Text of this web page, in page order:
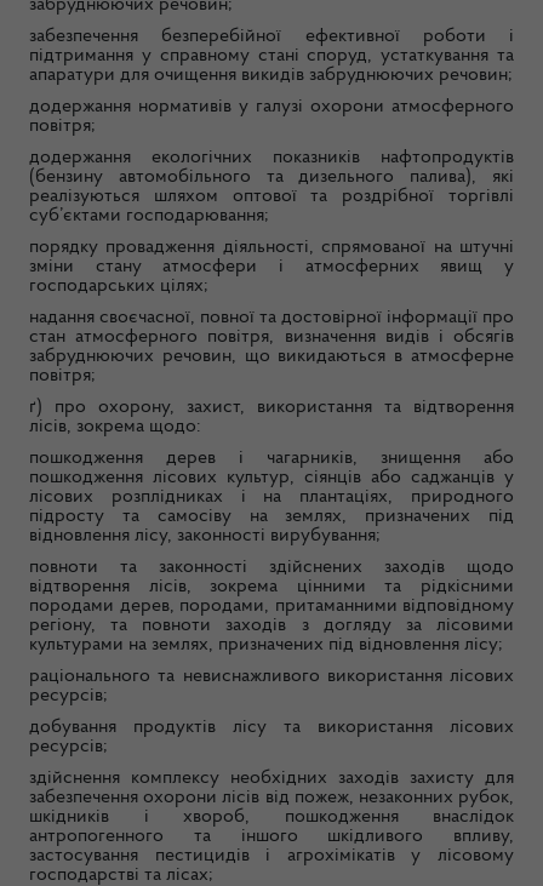
забруднюючих речовин;
забезпечення безперебійної ефективної роботи і
підтримання у справному стані споруд, устаткування та
апаратури для очищення викидів забруднюючих речовин;
додержання нормативів у галузі охорони атмосферного
повітря;
додержання екологічних показників нафтопродуктів
(бензину автомобільного та дизельного палива), які
реалізуються шляхом оптової та роздрібної торгівлі
суб’єктами господарювання;
порядку провадження діяльності, спрямованої на штучні
зміни стану атмосфери і атмосферних явищ у
господарських цілях;
надання своєчасної, повної та достовірної інформації про
стан атмосферного повітря, визначення видів і обсягів
забруднюючих речовин, що викидаються в атмосферне
повітря;
ґ) про охорону, захист, використання та відтворення
лісів, зокрема щодо:
пошкодження дерев і чагарників, знищення або
пошкодження лісових культур, сіянців або саджанців у
лісових розплідниках і на плантаціях, природного
підросту та самосіву на землях, призначених під
відновлення лісу, законності вирубування;
повноти та законності здійснених заходів щодо
відтворення лісів, зокрема цінними та рідкісними
породами дерев, породами, притаманними відповідному
регіону, та повноти заходів з догляду за лісовими
культурами на землях, призначених під відновлення лісу;
раціонального та невиснажливого використання лісових
ресурсів;
добування продуктів лісу та використання лісових
ресурсів;
здійснення комплексу необхідних заходів захисту для
забезпечення охорони лісів від пожеж, незаконних рубок,
шкідників і хвороб, пошкодження внаслідок
антропогенного та іншого шкідливого впливу,
застосування пестицидів і агрохімікатів у лісовому
господарстві та лісах;